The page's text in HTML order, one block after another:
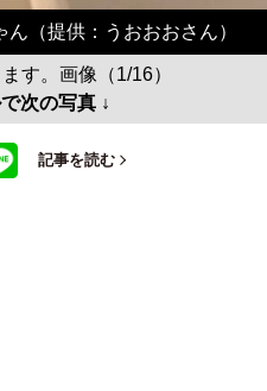
（提供：うおおおさん）
す。画像（1/16）
次の写真 ↓
記事を読む